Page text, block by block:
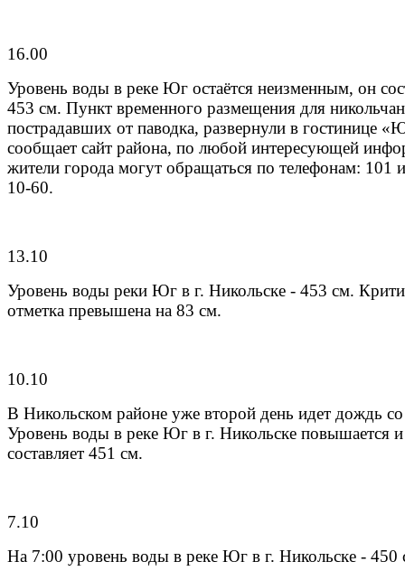
16.00
Уровень воды в реке Юг остаётся неизменным, он
453 см. Пункт временного размещения для
пострадавших от паводка, развернули в гостинице
сообщает сайт района, по любой интересующей
жители города могут обращаться по телефонам: 101
10-60.
13.10
Уровень воды реки Юг в г. Никольске - 453 см.
отметка превышена на 83 см.
10.10
В Никольском районе уже второй день идет дождь
Уровень воды в реке Юг в г. Никольске повышается и
составляет 451 см.
7.10
На 7:00 уровень воды в реке Юг в г. Никольске - 450